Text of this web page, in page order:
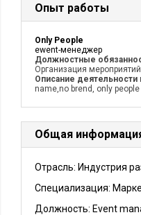
Опыт работы
Only People
ewent-менеджер
Должностные
Организация мероприятий
Описание деятельности
name,no brend, only people
Общая
Отрасль: Индустрия
Специализация:
Должность: Event